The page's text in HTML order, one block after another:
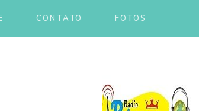
CONTATO FOTOS